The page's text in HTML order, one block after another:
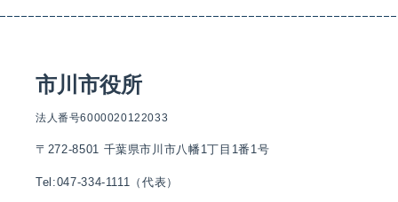
市川市役所
法人番号6000020122033
〒272-8501 千葉県市川市八幡1丁目1番1号
Tel:047-334-1111（代表）